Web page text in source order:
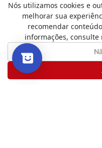
5 estrelas
4 estrelas
3 estrelas
2 estrelas
Nós utilizamos cookies e
melhorar sua
recomendar
informações, consulte
Como está sendo sua
Selecione
uma
opção
a
5
Não Satisfeito